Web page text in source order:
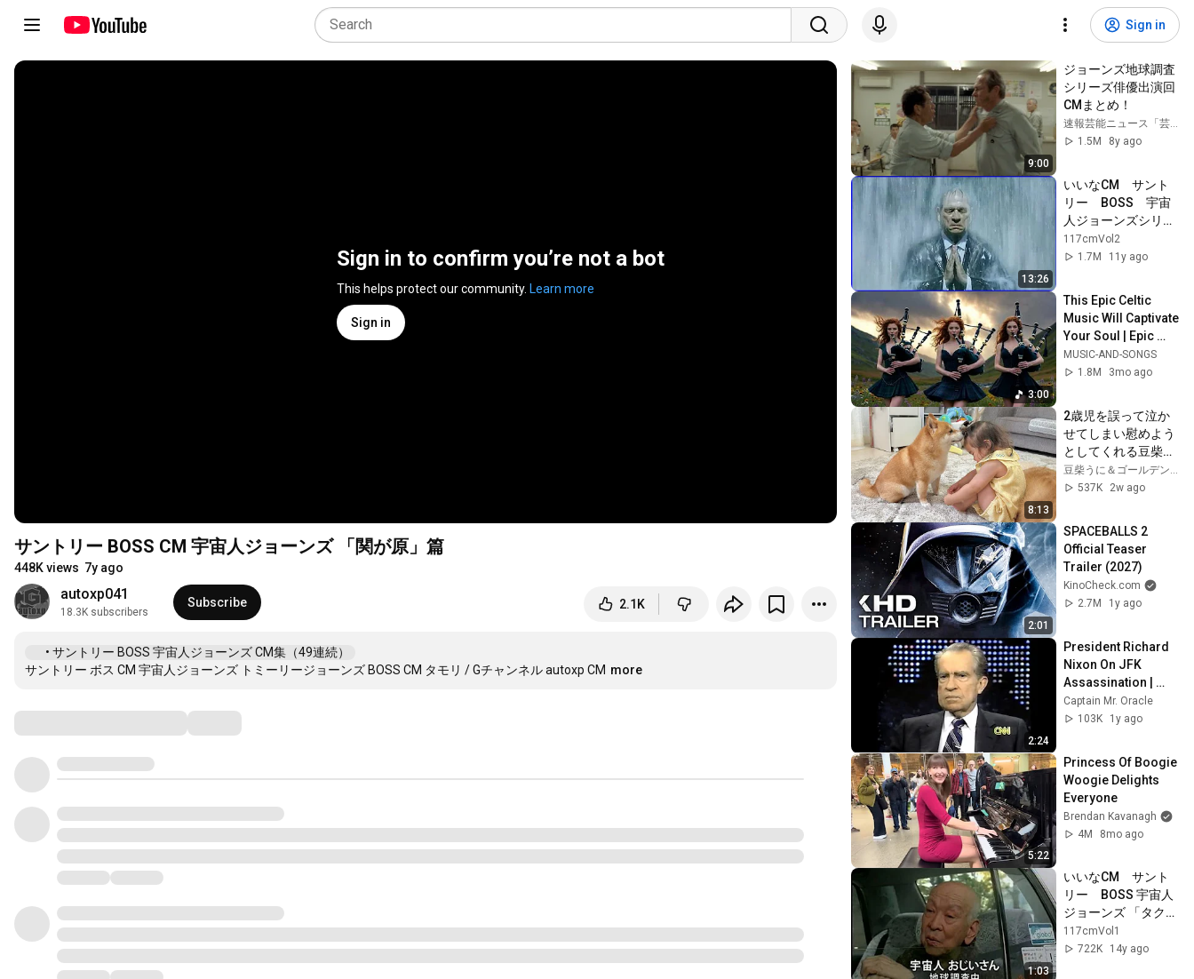
Sign in
Sign in to confirm you’re not a bot
This helps protect our community. Learn more
Sign in
サントリー BOSS CM 宇宙人ジョーンズ 「関が原」篇
448K views 7y ago
autoxp041
18.3K subscribers
Subscribe 2.1K
• サントリー BOSS 宇宙人ジョーンズ CM集（49連続）
サントリー ボス CM 宇宙人ジョーンズ トミーリージョーンズ BOSS CM タモリ / Gチャンネル autoxp CM more
9:00
ジョーンズ地球調査
シリーズ俳優出演回
CMまとめ！
速報芸能ニュース「芸能Face」
1.5M
8y ago
13:26
いいなCM　サント
リー　BOSS　宇宙
人ジョーンズシリー
ズ vol.3
117cmVol2
1.7M
11y ago
3:00
This Epic Celtic
Music Will Captivate
Your Soul | Epic
Celtic Music
MUSIC-AND-SONGS
1.8M
3mo ago
8:13
2歳児を誤って泣か
せてしまい慰めよう
としてくれる豆柴が
優しすぎました...
537K
2w ago
2:01
SPACEBALLS 2
Official Teaser
Trailer (2027)
KinoCheck.com
2.7M
1y ago
2:24
President Richard
Nixon On JFK
Assassination |
1992 Interview |
Oliver Stone "Off-
Captain Mr. Oracle
103K
1y ago
5:22
Princess Of Boogie
Woogie Delights
Everyone
Brendan Kavanagh
4M
8mo ago
1:03
いいなCM　サント
リー　BOSS 宇宙人
ジョーンズ 「タクシ
ー(おじいさん)」篇
117cmVol1
722K
14y ago